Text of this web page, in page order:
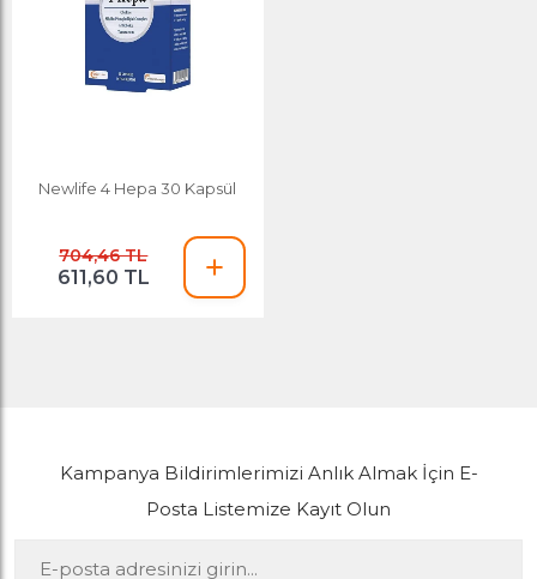
Newlife 4 Hepa 30 Kapsül
704,46 TL
611,60 TL
Kampanya Bildirimlerimizi Anlık Almak İçin E-
Posta Listemize Kayıt Olun